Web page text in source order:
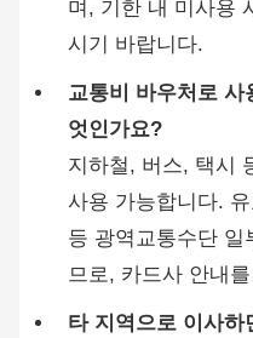
며, 기한 내 미사용
시기 바랍니다.
교통비 바우처로
엇인가요?
지하철, 버스, 택시
사용 가능합니다.
등 광역교통수단 일
므로, 카드사 안내
타 지역으로 이사하